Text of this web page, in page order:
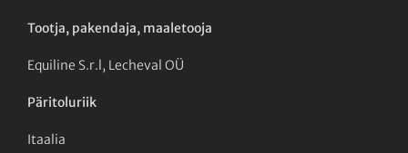
Tootja, pakendaja, maaletooja
Equiline S.r.l, Lecheval OÜ
Päritoluriik
Itaalia